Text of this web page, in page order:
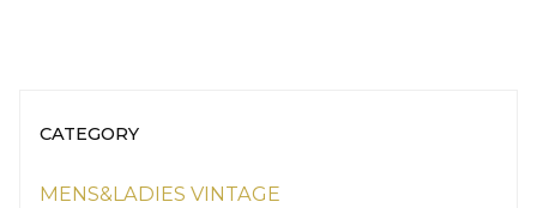
CATEGORY
MENS&LADIES VINTAGE